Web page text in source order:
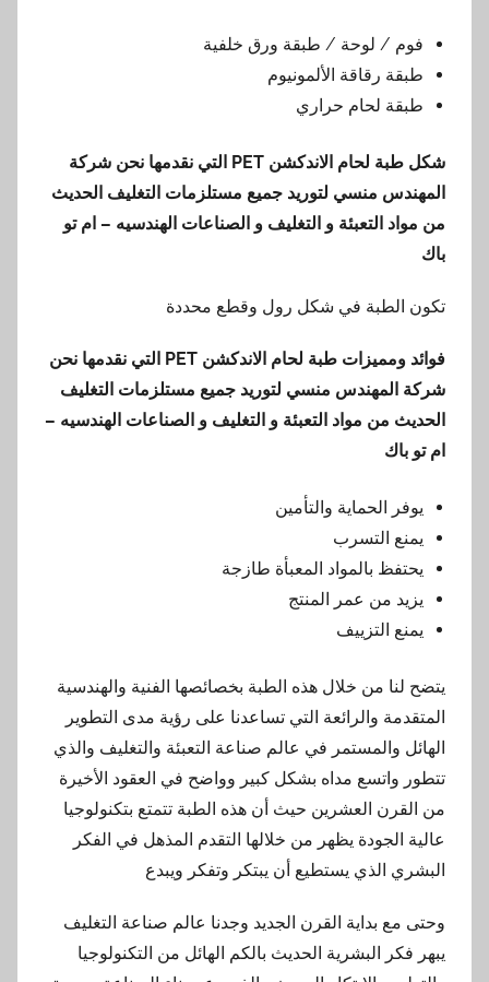
فوم / لوحة / طبقة ورق خلفية
طبقة رقاقة الألمونيوم
طبقة لحام حراري
شكل طبة لحام الاندكشن PET التي نقدمها نحن شركة
المهندس منسي لتوريد جميع مستلزمات التغليف الحديث
من مواد التعبئة و التغليف و الصناعات الهندسيه – ام تو
باك
تكون الطبة في شكل رول وقطع محددة
فوائد ومميزات طبة لحام الاندكشن PET التي نقدمها نحن
شركة المهندس منسي لتوريد جميع مستلزمات التغليف
الحديث من مواد التعبئة و التغليف و الصناعات الهندسيه –
ام تو باك
يوفر الحماية والتأمين
يمنع التسرب
يحتفظ بالمواد المعبأة طازجة
يزيد من عمر المنتج
يمنع التزييف
يتضح لنا من خلال هذه الطبة بخصائصها الفنية والهندسية
المتقدمة والرائعة التي تساعدنا على رؤية مدى التطوير
الهائل والمستمر في عالم صناعة التعبئة والتغليف والذي
تتطور واتسع مداه بشكل كبير وواضح في العقود الأخيرة
من القرن العشرين حيث أن هذه الطبة تتمتع بتكنولوجيا
عالية الجودة يظهر من خلالها التقدم المذهل في الفكر
البشري الذي يستطيع أن يبتكر وتفكر ويبدع
وحتى مع بداية القرن الجديد وجدنا عالم صناعة التغليف
يبهر فكر البشرية الحديث بالكم الهائل من التكنولوجيا